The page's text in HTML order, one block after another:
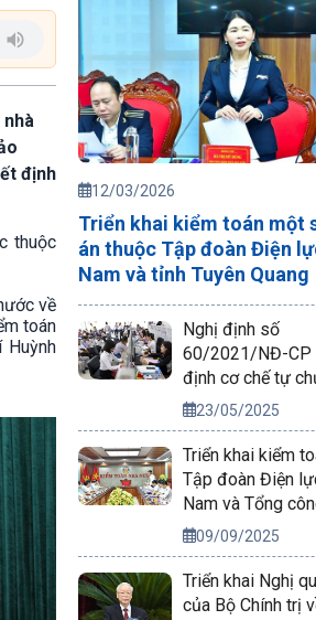
nhà
định
thuộc
về
toán
Huỳnh
12/03/2026
Triển khai kiểm toán một
án thuộc Tập đoàn Điện
Nam và tỉnh Tuyên Quang
Nghị định số
60/2021/NĐ-CP
định cơ chế tự
chính của đơn vị
nghiệp công lập
23/05/2025
Triển khai kiểm
Tập đoàn Điện
Nam và Tổng
Phát điện 2
09/09/2025
Triển khai Nghị
của Bộ Chính trị